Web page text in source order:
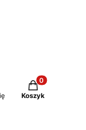
Produkty w
Koszyk